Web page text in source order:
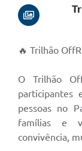
🔥 Trilhão
O Trilhão
pessoas no
famílias e
convivência,